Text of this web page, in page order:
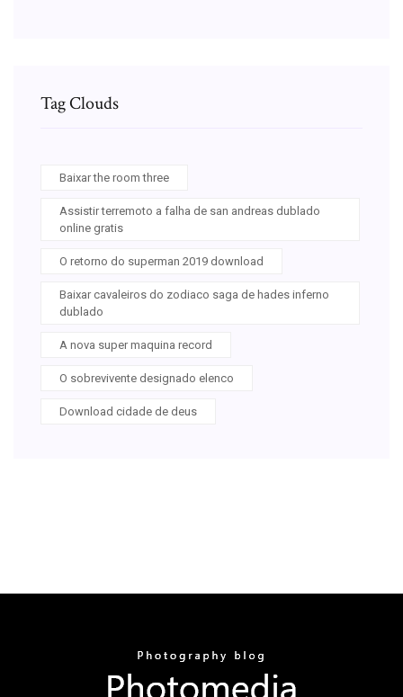
Tag Clouds
Baixar the room three
Assistir terremoto a falha de san andreas dublado
online gratis
O retorno do superman 2019 download
Baixar cavaleiros do zodiaco saga de hades inferno
dublado
A nova super maquina record
O sobrevivente designado elenco
Download cidade de deus